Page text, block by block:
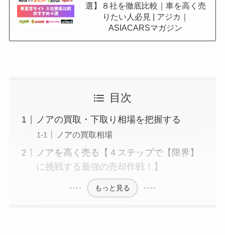
選】８社を徹底比較｜車を高く売
りたい人必見 | アジカ｜
ASIACARSマガジン
目次
ノアの買取・下取り相場を把握する
ノアの買取相場
ノアを高く売る【４ステップで【限界】
に挑戦する最強の売却作戦！】
もっと見る